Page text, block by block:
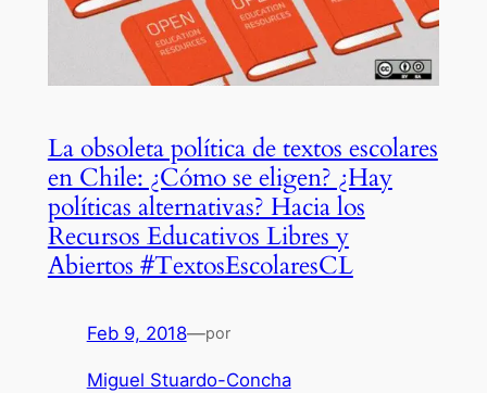
La obsoleta política de textos escolares
en Chile: ¿Cómo se eligen? ¿Hay
políticas alternativas? Hacia los
Recursos Educativos Libres y
Abiertos #TextosEscolaresCL
Feb 9, 2018—por
Miguel Stuardo-Concha